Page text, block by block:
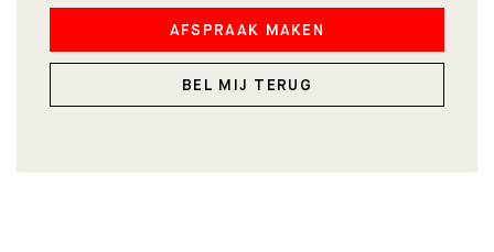
AFSPRAAK MAKEN
BEL MIJ TERUG